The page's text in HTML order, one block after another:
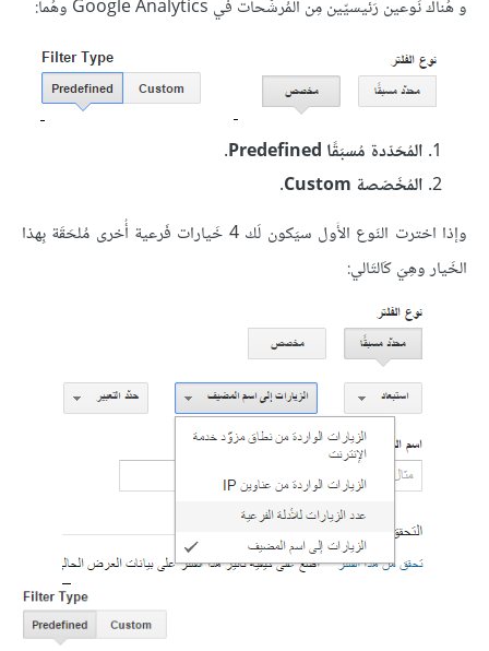
و هُناك نَوعين رَئيسيّين مِن المُرشّحات في Google Analytics وهُما:
المُحَدّدة مُسبَقًا Predefined.
المُخَصّصة Custom.
وإذا اخترت النَوع الأَول سيَكون لَك 4 خَيارات فَرعية أُخرى مُلحَقَة بِهذا
الخَيار وهِيَ كَالتَالي: